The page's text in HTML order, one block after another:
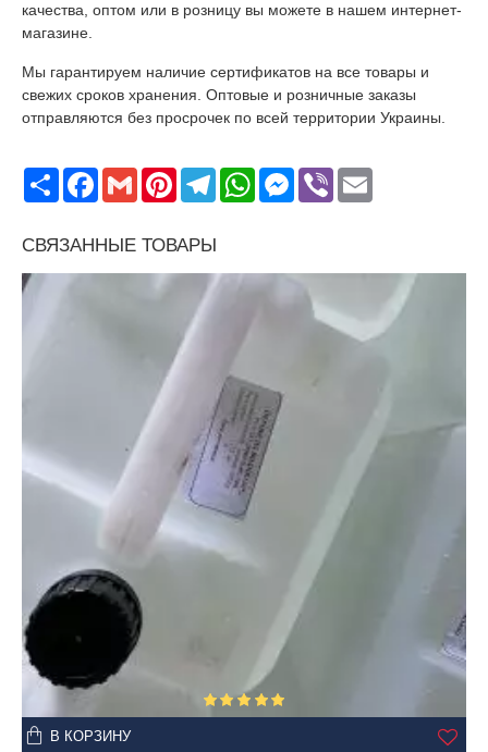
качества, оптом или в розницу вы можете в нашем интернет-
магазине.
Мы гарантируем наличие сертификатов на все товары и
свежих сроков хранения. Оптовые и розничные заказы
отправляются без просрочек по всей территории Украины.
ПоширитиFacebook
Gmail PinterestTelegramWhatsAppMessenger
Viber
СВЯЗАННЫЕ ТОВАРЫ
В КОРЗИНУ